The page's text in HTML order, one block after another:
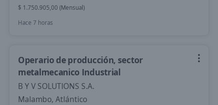
$ 1.750.905,00 (Mensual)
Hace 7 horas
Operario de producción, sector
metalmecanico Industrial
B Y V SOLUTIONS S.A.
Malambo, Atlántico